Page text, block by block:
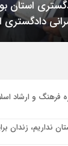
استان بوشهر از
استان
آزاد به بافت
داغ‌ترین نقاط
استان
دادگستری
فرهنگ و ارشاد
نداریم، زندان